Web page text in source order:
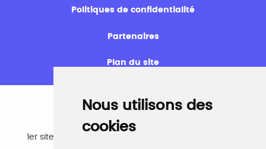
Nous utilisons des
cookies
Politiques de confidentialité
Partenaires
Plan du site
Emploi
1er site emploi du secteur culturel 784.000 visites et